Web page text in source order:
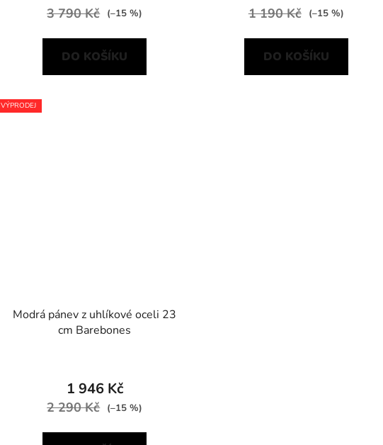
3 790 Kč (–15 %)
DO KOŠÍKU
1 190 Kč (–15 %)
DO KOŠÍKU
VÝPRODEJ
Modrá pánev z uhlíkové oceli 23
cm Barebones
1 946 Kč
2 290 Kč (–15 %)